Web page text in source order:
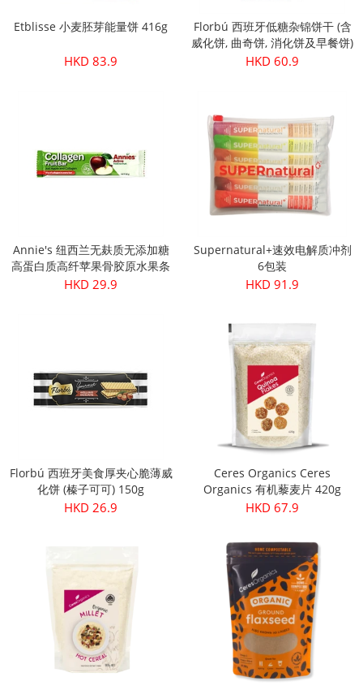
Etblisse 小麦胚芽能量饼 416g
HKD 83.9
Florbú 西班牙低糖杂锦饼干 (含
威化饼, 曲奇饼, 消化饼及早餐饼)
270g
HKD 60.9
Annie's 纽西兰无麸质无添加糖
高蛋白质高纤苹果骨胶原水果条
30g
HKD 29.9
Supernatural+速效电解质冲剂
6包装
HKD 91.9
Florbú 西班牙美食厚夹心脆薄威
化饼 (榛子可可) 150g
HKD 26.9
Ceres Organics Ceres
Organics 有机藜麦片 420g
HKD 67.9